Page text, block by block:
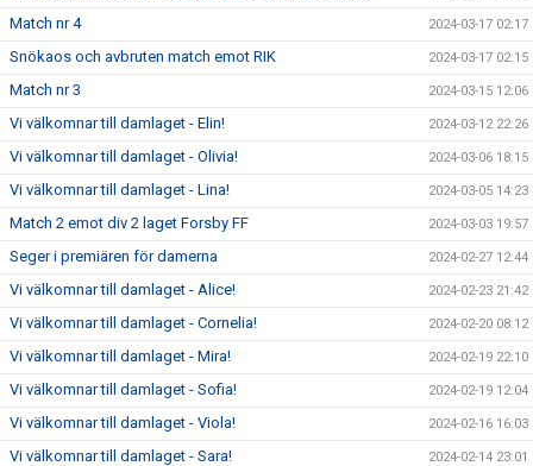
Match nr 4 2024-03-17 02:17
Snökaos och avbruten match emot RIK 2024-03-17 02:15
Match nr 3 2024-03-15 12:06
Vi välkomnar till damlaget - Elin! 2024-03-12 22:26
Vi välkomnar till damlaget - Olivia! 2024-03-06 18:15
Vi välkomnar till damlaget - Lina! 2024-03-05 14:23
Match 2 emot div 2 laget Forsby FF 2024-03-03 19:57
Seger i premiären för damerna 2024-02-27 12:44
Vi välkomnar till damlaget - Alice! 2024-02-23 21:42
Vi välkomnar till damlaget - Cornelia! 2024-02-20 08:12
Vi välkomnar till damlaget - Mira! 2024-02-19 22:10
Vi välkomnar till damlaget - Sofia! 2024-02-19 12:04
Vi välkomnar till damlaget - Viola! 2024-02-16 16:03
Vi välkomnar till damlaget - Sara! 2024-02-14 23:01